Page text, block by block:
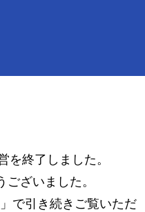
終了しました。
ざいました。
で引き続きご覧いただ